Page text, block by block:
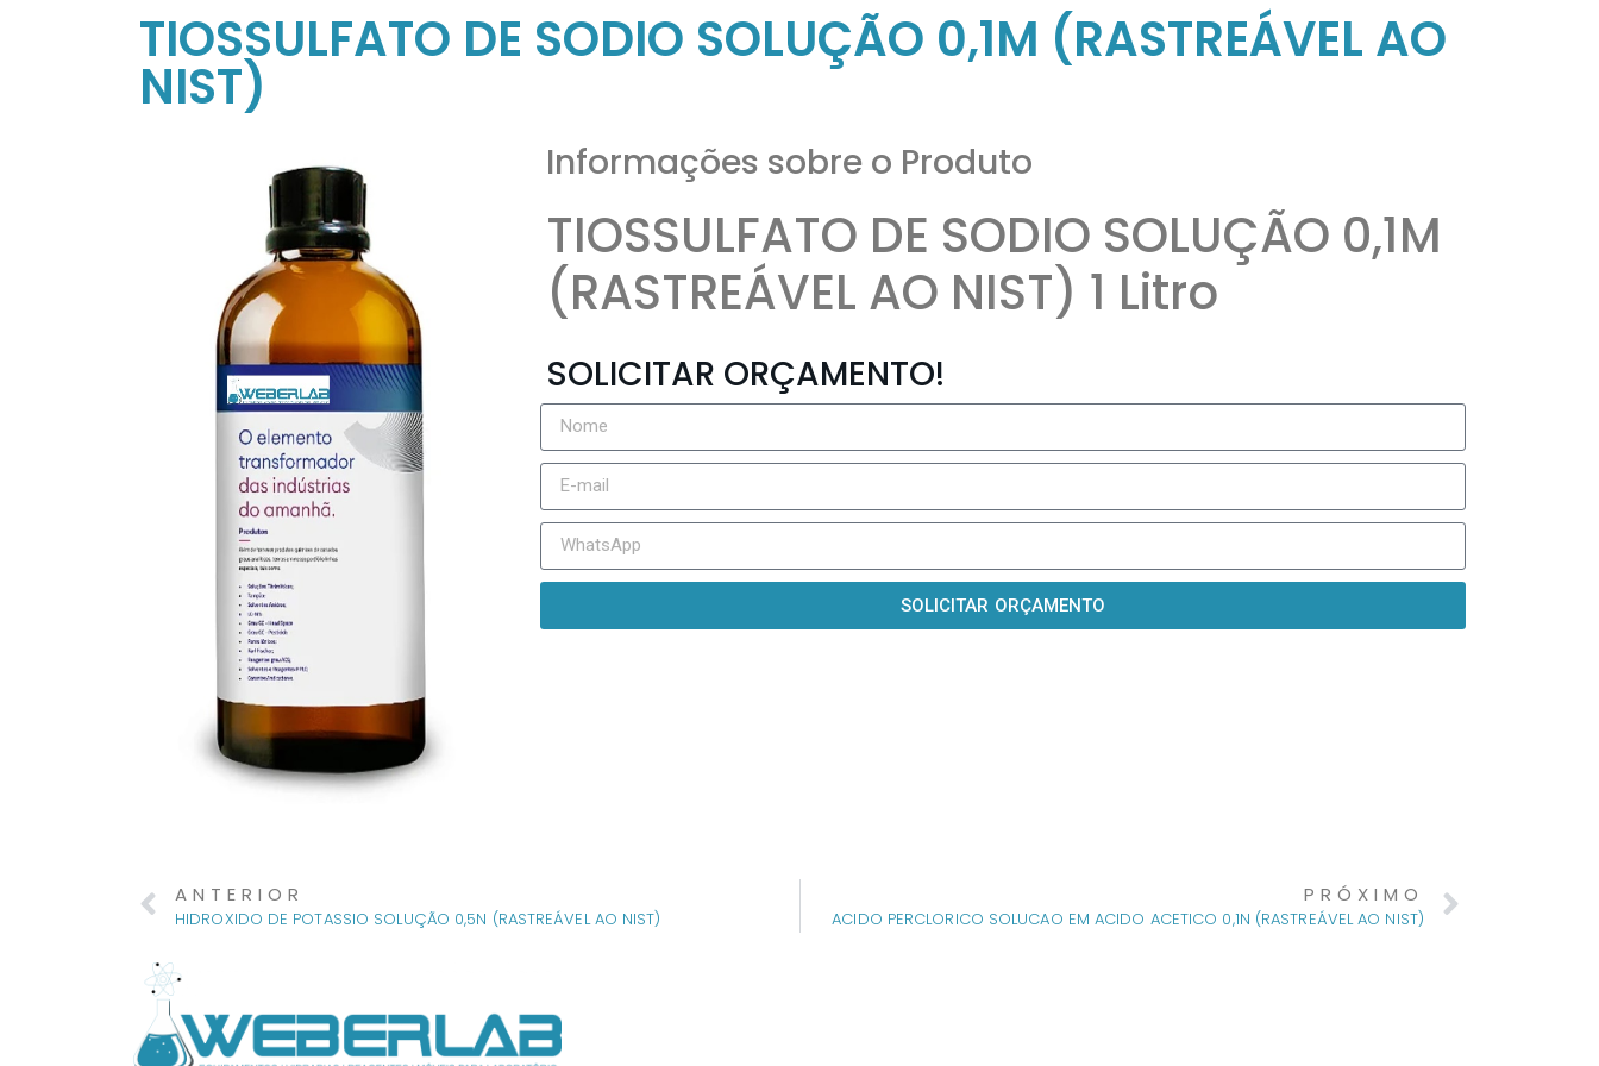
TIOSSULFATO DE SODIO SOLUÇÃO 0,1M (RASTREÁVEL AO
NIST)
Informações sobre o Produto
TIOSSULFATO DE SODIO SOLUÇÃO 0,1M
(RASTREÁVEL AO NIST) 1 Litro
SOLICITAR ORÇAMENTO!
SOLICITAR ORÇAMENTO
ANTERIOR
HIDROXIDO DE POTASSIO SOLUÇÃO 0,5N (RASTREÁVEL AO NIST)
PRÓXIMO
ACIDO PERCLORICO SOLUCAO EM ACIDO ACETICO 0,1N (RASTREÁVEL AO NIST)